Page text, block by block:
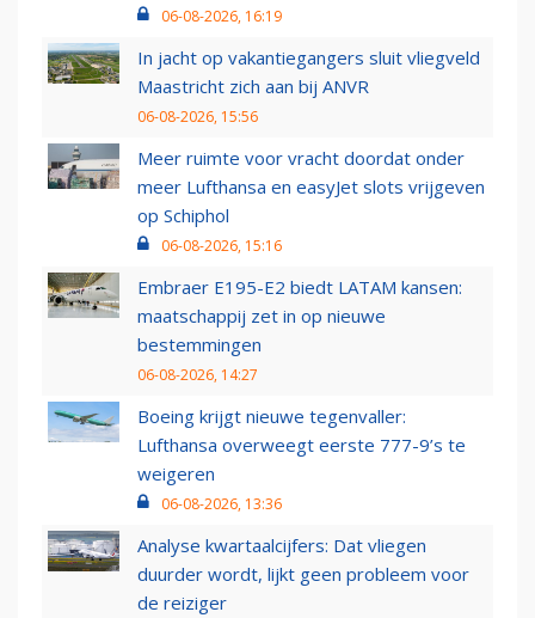
06-08-2026, 16:19
In jacht op vakantiegangers sluit vliegveld
Maastricht zich aan bij ANVR
06-08-2026, 15:56
Meer ruimte voor vracht doordat onder
meer Lufthansa en easyJet slots vrijgeven
op Schiphol
06-08-2026, 15:16
Embraer E195-E2 biedt LATAM kansen:
maatschappij zet in op nieuwe
bestemmingen
06-08-2026, 14:27
Boeing krijgt nieuwe tegenvaller:
Lufthansa overweegt eerste 777-9’s te
weigeren
06-08-2026, 13:36
Analyse kwartaalcijfers: Dat vliegen
duurder wordt, lijkt geen probleem voor
de reiziger